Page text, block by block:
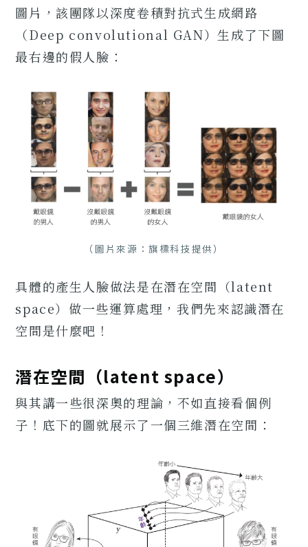
圖片，該團隊以深度卷積對抗式生成網路
（Deep convolutional GAN）生成了下圖
最右邊的假人臉：
（圖片來源：旗標科技提供）
具體的產生人臉做法是在潛在空間（latent
space）做一些運算處理，我們先來認識潛在
空間是什麼吧！
潛在空間（latent space）
與其講一些很深奧的理論，不如直接看個例
子！底下的圖就展示了一個三維潛在空間：